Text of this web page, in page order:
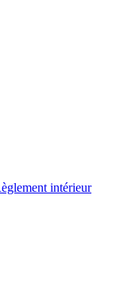
intérieur